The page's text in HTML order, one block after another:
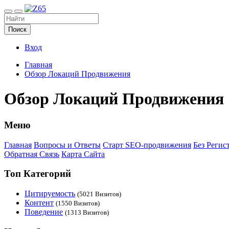
Поиск
Вход
Главная
Обзор Локаций Продвижения
Обзор Локаций Продвижения
Меню
Главная Вопросы и Ответы Старт SEO-продвижения Без
Обратная Связь Карта Сайта
Топ Категорий
Цитируемость (5021 Визитов)
Контент (1550 Визитов)
Поведение (1313 Визитов)